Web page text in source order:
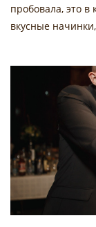
пробовала, это в
вкусные